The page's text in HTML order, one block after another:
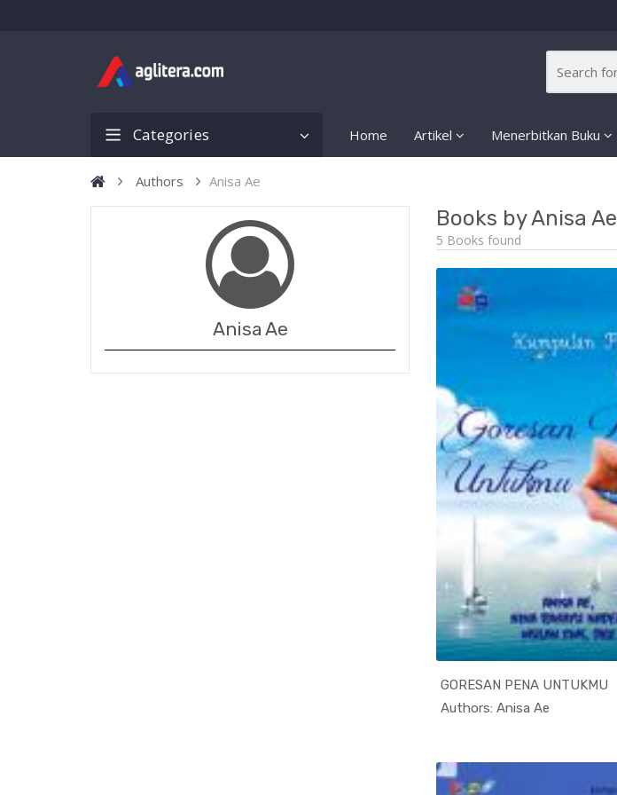
Categories Home Artikel Menerbitkan Buku
Authors Anisa Ae
Anisa Ae
Books by Anisa Ae
5 Books found
GORESAN PENA UNTUKMU
Authors: Anisa Ae